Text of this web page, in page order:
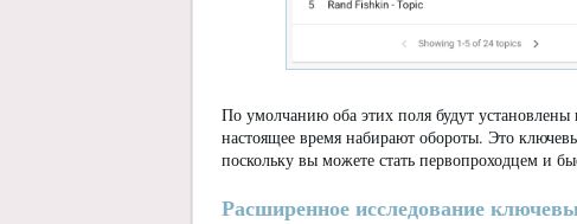
По умолчанию оба этих поля будут
настоящее время набирают обороты. Это
поскольку вы можете стать первопроходцем и
Расширенное исследование